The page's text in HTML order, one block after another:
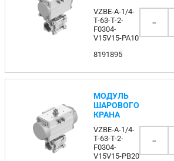
VZBE-A-1/4-
T-63-T-2-
F0304-
V15V15-PA10
8191895
-
МОДУЛЬ
ШАРОВОГО
КРАНА
VZBE-A-1/4-
T-63-T-2-
F0304-
V15V15-PB20
-